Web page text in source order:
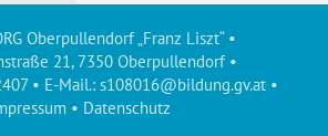
Oberpullendorf „Franz Liszt“ •
21, 7350 Oberpullendorf •
• E-Mail.: s108016@bildung.gv.at•
• Datenschutz